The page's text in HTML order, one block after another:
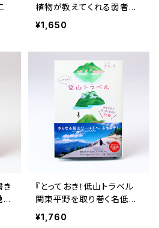
植物が教えてくれる弱者必
勝の戦略』亀田 恭平
¥1,650
き
図
『とっておき！低山トラベル
関東平野を取り巻く名低山
31座』大内 征
¥1,760